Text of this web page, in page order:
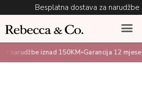
Besplatna dostava za
narudžbe iznad 150KM•Garancija 12 mjeseci•